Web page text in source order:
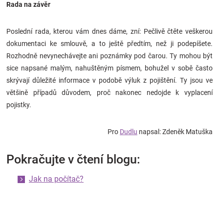
Rada na závěr
Poslední rada, kterou vám dnes dáme, zní: Pečlivě čtěte veškerou
dokumentaci ke smlouvě, a to ještě předtím, než ji podepíšete.
Rozhodně nevynechávejte ani poznámky pod čarou. Ty mohou být
sice napsané malým, nahuštěným písmem, bohužel v sobě často
skrývají důležité informace v podobě výluk z pojištění. Ty jsou ve
většině případů důvodem, proč nakonec nedojde k vyplacení
pojistky.
Pro Dudlu napsal: Zdeněk Matuška
Pokračujte v čtení blogu:
Jak na počítač?